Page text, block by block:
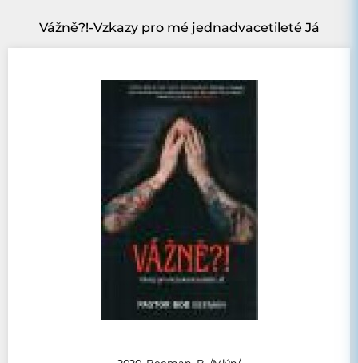
Vážně?!-Vzkazy pro mé jednadvacetileté Já